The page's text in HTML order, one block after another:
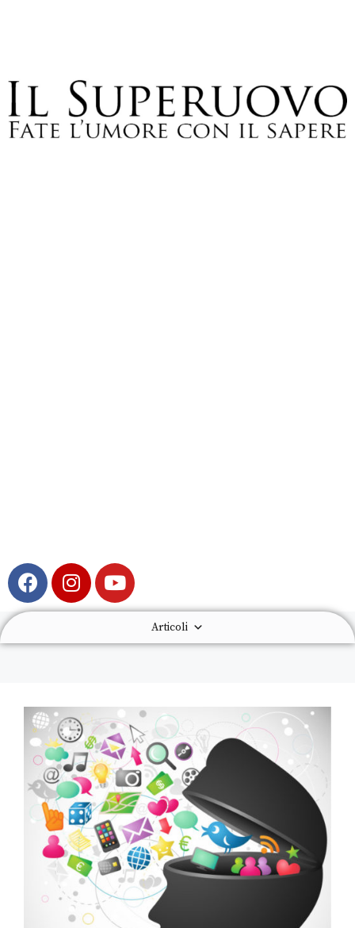
Articoli